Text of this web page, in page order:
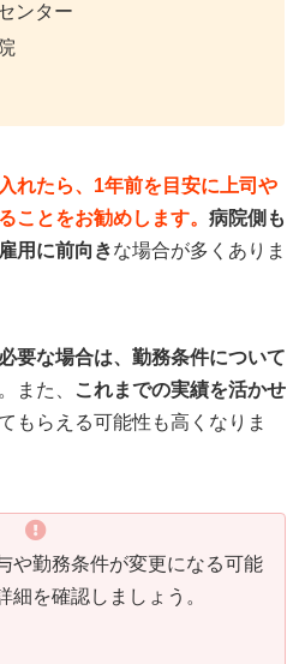
ンター
れたら、1年前を目安に上司や
ことをお勧めします。 病院側も
用に前向きな場合が多くありま
要な場合は、勤務条件について
また、
これまでの実績を活かせ
もらえる可能性も高くなりま
や勤務条件が変更になる可能
細を確認しましょう。